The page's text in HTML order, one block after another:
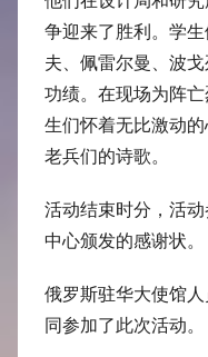
争迎来了胜利。学
夫、佩雷尔曼、波
功绩。在现场为阵
生们怀着无比激动
老兵们的诗歌。
活动结束时分，活
中心颁发的感谢状。
俄罗斯驻华大使馆
同参加了此次活动。